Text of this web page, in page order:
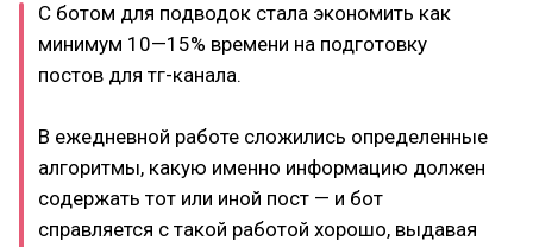
С ботом для подводок стала экономить как
минимум 10—15% времени на подготовку
постов для тг-канала.
В ежедневной работе сложились определенные
алгоритмы, какую именно информацию должен
содержать тот или иной пост — и бот
справляется с такой работой хорошо, выдавая